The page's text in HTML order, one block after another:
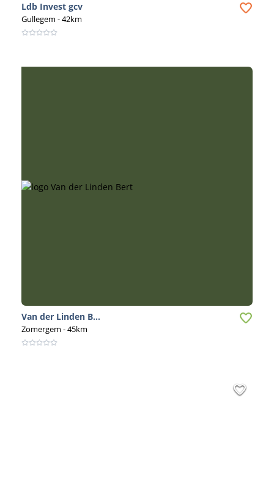
Ldb Invest gcv
Gullegem - 42km
Van der Linden B...
Zomergem - 45km